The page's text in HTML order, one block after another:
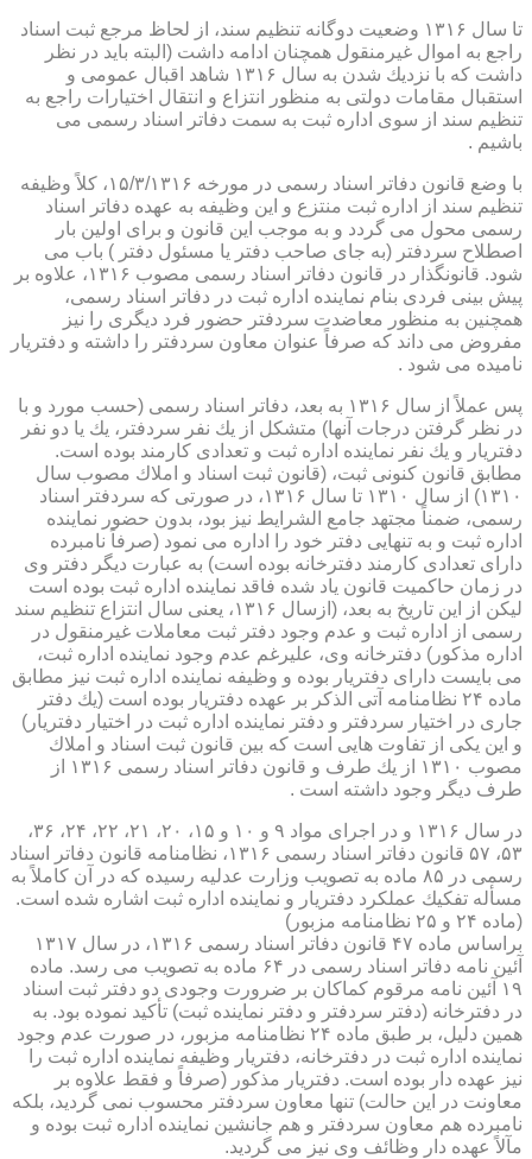
تا سال ۱۳۱۶ وضعیت دوگانه تنظیم سند، از لحاظ مرجع ثبت اسناد
راجع به اموال غیرمنقول همچنان ادامه داشت (البته باید در نظر
داشت كه با نزدیك شدن به سال ۱۳۱۶ شاهد اقبال عمومی و
استقبال مقامات دولتی به منظور انتزاع و انتقال اختیارات راجع به
تنظیم سند از سوی اداره ثبت به سمت دفاتر اسناد رسمی می
باشیم .
با وضع قانون دفاتر اسناد رسمی در مورخه ۱۵/۳/۱۳۱۶، كلاً وظیفه
تنظیم سند از اداره ثبت منتزع و این وظیفه به عهده دفاتر اسناد
رسمی محول می گردد و به موجب این قانون و برای اولین بار
اصطلاح سردفتر (به جای صاحب دفتر یا مسئول دفتر ) باب می
شود. قانونگذار در قانون دفاتر اسناد رسمی مصوب ۱۳۱۶، علاوه بر
پیش بینی فردی بنام نماینده اداره ثبت در دفاتر اسناد رسمی،
همچنین به منظور معاضدت سردفتر حضور فرد دیگری را نیز
مفروض می داند كه صرفاً عنوان معاون سردفتر را داشته و دفتریار
نامیده می شود .
پس عملاً از سال ۱۳۱۶ به بعد، دفاتر اسناد رسمی (حسب مورد و با
در نظر گرفتن درجات آنها) متشكل از یك نفر سردفتر، یك یا دو نفر
دفتریار و یك نفر نماینده اداره ثبت و تعدادی كارمند بوده است.
مطابق قانون كنونی ثبت، (قانون ثبت اسناد و املاك مصوب سال
۱۳۱۰) از سال ۱۳۱۰ تا سال ۱۳۱۶، در صورتی كه سردفتر اسناد
رسمی، ضمناً مجتهد جامع الشرایط نیز بود، بدون حضور نماینده
اداره ثبت و به تنهایی دفتر خود را اداره می نمود (صرفاً نامبرده
دارای تعدادی كارمند دفترخانه بوده است) به عبارت دیگر دفتر وی
در زمان حاكمیت قانون یاد شده فاقد نماینده اداره ثبت بوده است
لیكن از این تاریخ به بعد، (ازسال ۱۳۱۶، یعنی سال انتزاع تنظیم سند
رسمی از اداره ثبت و عدم وجود دفتر ثبت معاملات غیرمنقول در
اداره مذكور) دفترخانه وی، علیرغم عدم وجود نماینده اداره ثبت،
می بایست دارای دفتریار بوده و وظیفه نماینده اداره ثبت نیز مطابق
ماده ۲۴ نظامنامه آتی الذكر بر عهده دفتریار بوده است (یك دفتر
جاری در اختیار سردفتر و دفتر نماینده اداره ثبت در اختیار دفتریار)
و این یكی از تفاوت هایی است كه بین قانون ثبت اسناد و املاك
مصوب ۱۳۱۰ از یك طرف و قانون دفاتر اسناد رسمی ۱۳۱۶ از
طرف دیگر وجود داشته است .
در سال ۱۳۱۶ و در اجرای مواد ۹ و ۱۰ و ۱۵، ۲۰، ۲۱، ۲۲، ۲۴، ۳۶،
۵۳، ۵۷ قانون دفاتر اسناد رسمی ۱۳۱۶، نظامنامه قانون دفاتر اسناد
رسمی در ۸۵ ماده به تصویب وزارت عدلیه رسیده كه در آن كاملاً به
مسأله تفكیك عملكرد دفتریار و نماینده اداره ثبت اشاره شده است.
(ماده ۲۴ و ۲۵ نظامنامه مزبور)
براساس ماده ۴۷ قانون دفاتر اسناد رسمی ۱۳۱۶، در سال ۱۳۱۷
آئین نامه دفاتر اسناد رسمی در ۶۴ ماده به تصویب می رسد. ماده
۱۹ آئین نامه مرقوم كماكان بر ضرورت وجودی دو دفتر ثبت اسناد
در دفترخانه (دفتر سردفتر و دفتر نماینده ثبت) تأكید نموده بود. به
همین دلیل، بر طبق ماده ۲۴ نظامنامه مزبور، در صورت عدم وجود
نماینده اداره ثبت در دفترخانه، دفتریار وظیفه نماینده اداره ثبت را
نیز عهده دار بوده است. دفتریار مذكور (صرفاً و فقط علاوه بر
معاونت در این حالت) تنها معاون سردفتر محسوب نمی گردید، بلكه
نامبرده هم معاون سردفتر و هم جانشین نماینده اداره ثبت بوده و
مآلاً عهده دار وظائف وی نیز می گردید.